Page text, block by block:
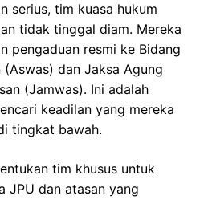
serius, tim kuasa hukum
tidak tinggal diam. Mereka
pengaduan resmi ke Bidang
(Aswas) dan Jaksa Agung
(Jamwas). Ini adalah
keadilan yang mereka
tingkat bawah.
tim khusus untuk
JPU dan atasan yang